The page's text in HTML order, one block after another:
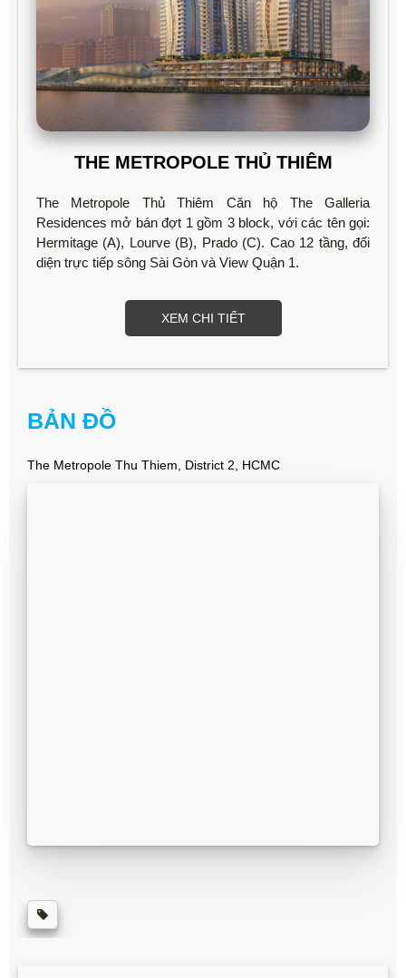
THE METROPOLE THỦ THIÊM
The Metropole Thủ Thiêm Căn hộ The Galleria
Residences mở bán đợt 1 gồm 3 block, với các tên gọi:
Hermitage (A), Lourve (B), Prado (C). Cao 12 tầng, đối
diện trực tiếp sông Sài Gòn và View Quận 1.
XEM CHI TIẾT
BẢN ĐỒ
The Metropole Thu Thiem, District 2, HCMC